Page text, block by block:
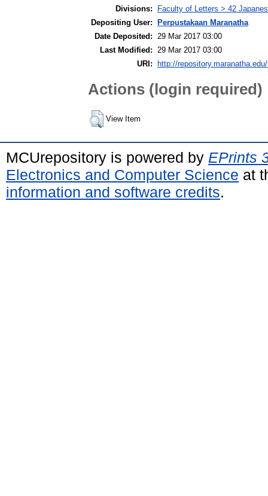
Divisions:
Faculty of Letters > 42
Depositing User:
Perpustakaan Maranatha
Date Deposited:
29 Mar 2017 03:00
Last Modified:
29 Mar 2017 03:00
URI:
http://
Actions (login required)
View Item
MCUrepository is powered by EPrints
Electronics and Computer Science at
information and software credits.